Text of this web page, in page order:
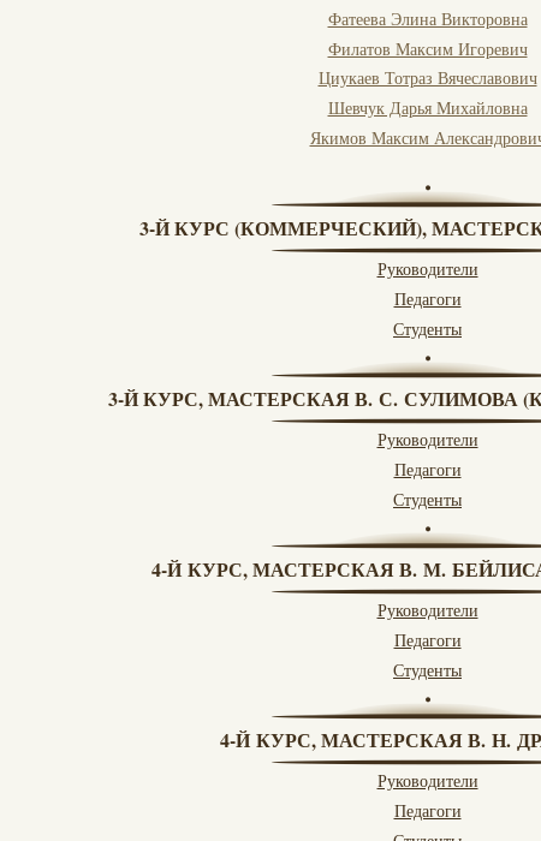
Фатеева Элина Викторовна
Филатов Максим Игоревич
Циукаев Тотраз Вячеславович
Шевчук Дарья Михайловна
Якимов Максим
3-Й КУРС (КОММЕРЧЕСКИЙ),
Руководители
Педагоги
Студенты
3-Й КУРС, МАСТЕРСКАЯ В. С. СУЛИМОВА
Руководители
Педагоги
Студенты
4-Й КУРС, МАСТЕРСКАЯ В. М.
Руководители
Педагоги
Студенты
4-Й КУРС, МАСТЕРСКАЯ В. Н.
Руководители
Педагоги